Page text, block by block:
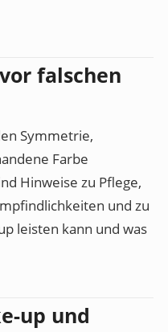
falschen
Symmetrie,
Farbe
Hinweise zu Pflege,
und zu
leisten kann und was
up und